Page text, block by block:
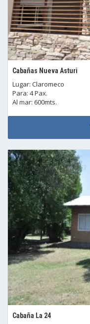
Cabañas Nueva Asturi
Lugar: Claromeco
Para: 4 Pax.
Al mar: 600mts.
Cabaña La 24